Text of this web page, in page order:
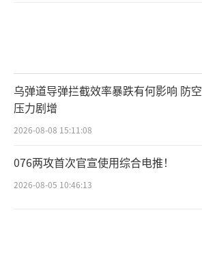
乌弹道导弹拦截效率暴跌有何影响 防空
压力剧增
2026-08-08 15:11:08
076两攻首次官宣使用综合电推！
2026-08-05 10:46:13